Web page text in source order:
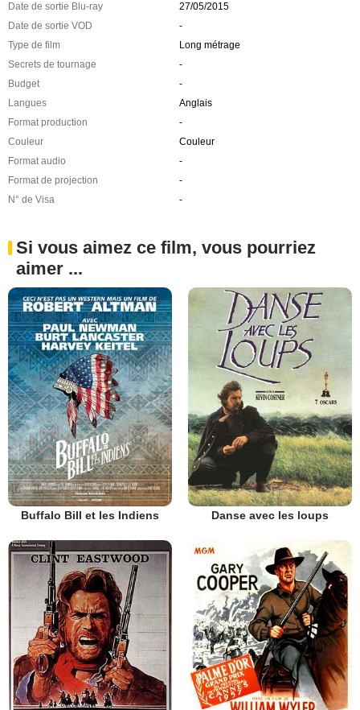
Date de sortie Blu-ray
27/05/2015
Date de sortie VOD
-
Type de film
Long métrage
Secrets de tournage
-
Budget
-
Langues
Anglais
Format production
-
Couleur
Couleur
Format audio
-
Format de projection
-
N° de Visa
-
Si vous aimez ce film, vous pourriez
aimer ...
Buffalo Bill et les Indiens Danse avec les loups